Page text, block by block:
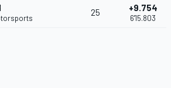
25 +9.754
6'15.803